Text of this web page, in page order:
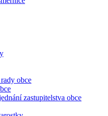
obce
zastupitelstva obce